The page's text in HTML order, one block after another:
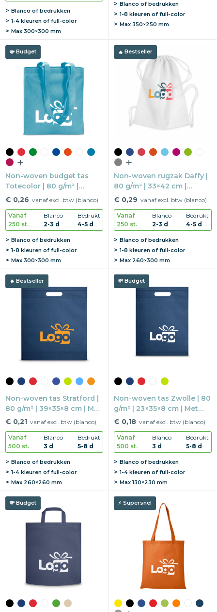
Blanco of bedrukken
1-4 kleuren of full-color
Max 300×300 mm
Blanco of bedrukken
1-8 kleuren of full-color
Max 350×250 mm
Budget
Non-woven budget tas
Totecolor | 80 g/m² |
40×40 cm | Lange
€ 0,26 vanaf excl. btw (blanco)
Vanaf
250 st.
Blanco
2-3 d
Bedrukt
4-5 d
Blanco of bedrukken
1-8 kleuren of full-color
Max 300×300 mm
Bestseller
Non-woven rugzak Daffy |
80 g/m² | 33×42 cm |
Trekkoorden
€ 0,29 vanaf excl. btw (blanco)
Vanaf
250 st.
Blanco
2-3 d
Bedrukt
4-5 d
Blanco of bedrukken
1-8 kleuren of full-color
Max 260×300 mm
Bestseller
Non-woven tas Stratford |
80 g/m² | 39×35×8 cm | Met
bodem
€ 0,21 vanaf excl. btw (blanco)
Vanaf
500 st.
Blanco
3 d
Bedrukt
5-8 d
Blanco of bedrukken
1-4 kleuren of full-color
Max 260×260 mm
Budget
Non-woven tas Zwolle | 80
g/m² | 23×35×8 cm | Met
bodem
€ 0,18 vanaf excl. btw (blanco)
Vanaf
500 st.
Blanco
3 d
Bedrukt
5-8 d
Blanco of bedrukken
1-4 kleuren of full-color
Max 130×230 mm
Budget Supersnel